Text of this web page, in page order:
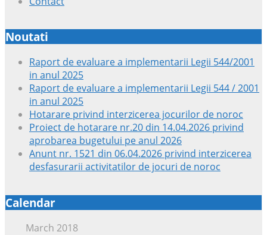
Noutati
Raport de evaluare a implementarii Legii 544/2001
in anul 2025
Raport de evaluare a implementarii Legii 544 / 2001
in anul 2025
Hotarare privind interzicerea jocurilor de noroc
Proiect de hotarare nr.20 din 14.04.2026 privind
aprobarea bugetului pe anul 2026
Anunt nr. 1521 din 06.04.2026 privind interzicerea
desfasurarii activitatilor de jocuri de noroc
Calendar
March 2018